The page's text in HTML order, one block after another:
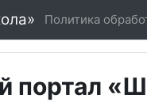
Политика
портал